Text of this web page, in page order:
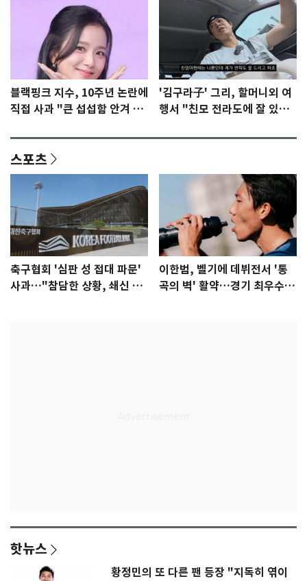
블랙핑크 지수, 10주년 논란에
직접 사과 "큰 섭섭함 안겨 미
'김구라子' 그리, 할머니외 여
행서 "친모 전라도에 잘 있
스포츠
축구협회 '심판 성 접대 파문'
사과…"참담한 상황, 쇄신 약
이한범, 벨기에 데뷔전서 '통
곡의 벽' 활약…경기 최우수선
핫뉴스
황정민의 또 다른 팬 등장 "지독히 엮이